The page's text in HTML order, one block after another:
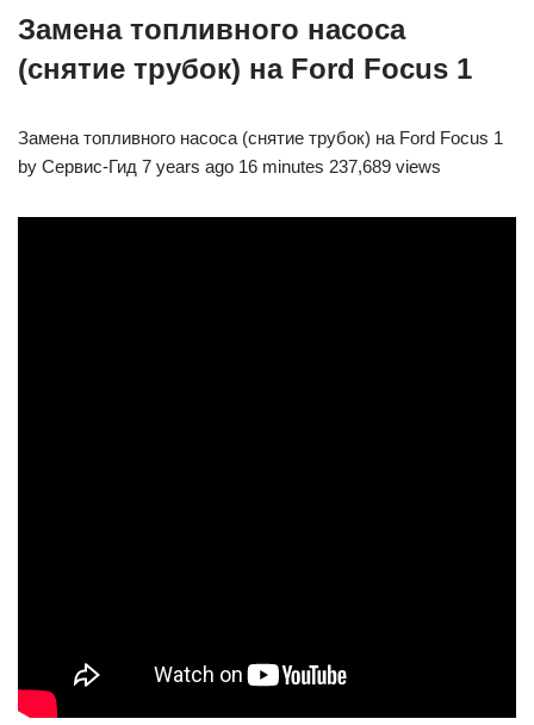
Замена топливного насоса
(снятие трубок) на Ford Focus 1
Замена топливного насоса (снятие трубок) на Ford Focus 1
by Сервис-Гид 7 years ago 16 minutes 237,689 views